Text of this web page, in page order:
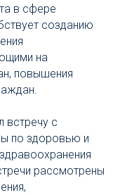
в сфере
созданию
на
повышения
встречу с
по здоровью и
рассмотрены